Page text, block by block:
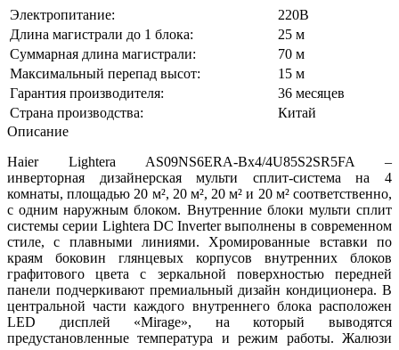
Электропитание:
220В
Длина магистрали до 1 блока:
25 м
Суммарная длина магистрали:
70 м
Максимальный перепад высот:
15 м
Гарантия производителя:
36 месяцев
Страна производства:
Китай
Описание
Haier Lightera AS09NS6ERA-Bх4/4U85S2SR5FA –
инверторная дизайнерская мульти сплит-система на 4
комнаты, площадью 20 м², 20 м², 20 м² и 20 м² соответственно,
с одним наружным блоком. Внутренние блоки мульти сплит
системы серии Lightera DC Inverter выполнены в современном
стиле, с плавными линиями. Хромированные вставки по
краям боковин глянцевых корпусов внутренних блоков
графитового цвета с зеркальной поверхностью передней
панели подчеркивают премиальный дизайн кондиционера. В
центральной части каждого внутреннего блока расположен
LED дисплей «Mirage», на который выводятся
предустановленные температура и режим работы. Жалюзи